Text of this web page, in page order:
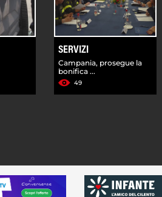
SERVIZI
Campania, prosegue la
bonifica ...
49